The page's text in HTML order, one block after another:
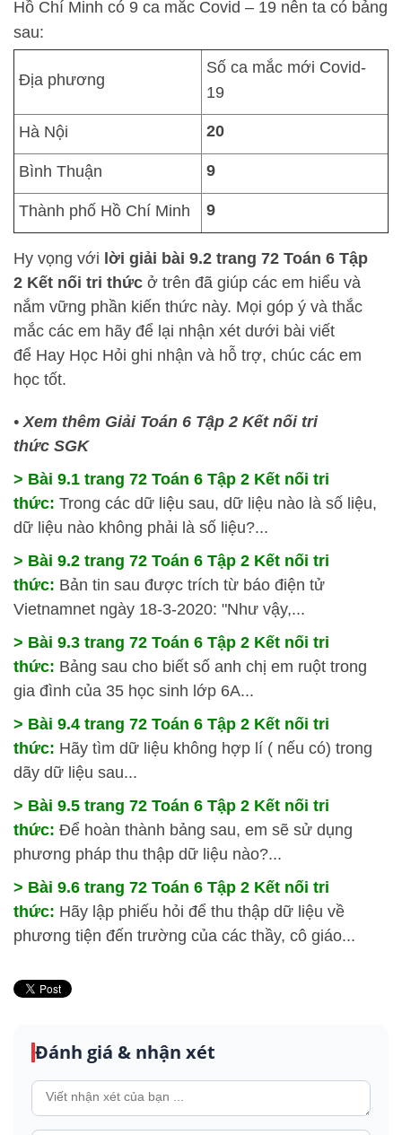
Hồ Chí Minh có 9 ca mắc Covid – 19 nên ta có bảng
sau:
Địa phương
Số ca mắc mới Covid-
19
Hà Nội 20
Bình Thuận 9
Thành phố Hồ Chí Minh 9
Hy vọng với lời giải bài 9.2 trang 72 Toán 6 Tập
2 Kết nối tri thức ở trên đã giúp các em hiểu và
nắm vững phần kiến thức này. Mọi góp ý và thắc
mắc các em hãy để lại nhận xét dưới bài viết
để Hay Học Hỏi ghi nhận và hỗ trợ, chúc các em
học tốt.
•Xem thêm Giải Toán 6 Tập 2 Kết nối tri
thức SGK
> Bài 9.1 trang 72 Toán 6 Tập 2 Kết nối tri
thức: Trong các dữ liệu sau, dữ liệu nào là số liệu,
dữ liệu nào không phải là số liệu?...
> Bài 9.2 trang 72 Toán 6 Tập 2 Kết nối tri
thức: Bản tin sau được trích từ báo điện tử
Vietnamnet ngày 18-3-2020: "Như vậy,...
> Bài 9.3 trang 72 Toán 6 Tập 2 Kết nối tri
thức: Bảng sau cho biết số anh chị em ruột trong
gia đình của 35 học sinh lớp 6A...
> Bài 9.4 trang 72 Toán 6 Tập 2 Kết nối tri
thức: Hãy tìm dữ liệu không hợp lí ( nếu có) trong
dãy dữ liệu sau...
> Bài 9.5 trang 72 Toán 6 Tập 2 Kết nối tri
thức: Để hoàn thành bảng sau, em sẽ sử dụng
phương pháp thu thập dữ liệu nào?...
> Bài 9.6 trang 72 Toán 6 Tập 2 Kết nối tri
thức: Hãy lập phiếu hỏi để thu thập dữ liệu về
phương tiện đến trường của các thầy, cô giáo...
Đánh giá & nhận xét